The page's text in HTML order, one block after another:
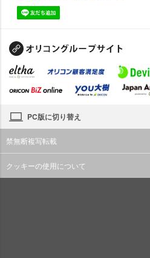
PC版に切り替え
禁無断複写転載
クッキーの使用について